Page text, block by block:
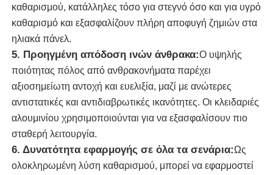
Εργαλεία καθαρισμού ηλιακών πάνελ
Εξοπλισμός πλύσης ηλιακών πάνελ
Τηλεσκοπικός κοντάρι με παροχή νερού
Μηχανή αντίστροφης όσμωσης
καθαρισμού, κατάλληλες τόσο για στεγνό όσο και για υγρό
καθαρισμό και εξασφαλίζουν πλήρη αποφυγή ζημιών στα
ηλιακά πάνελ.
5. Προηγμένη απόδοση ινών άνθρακα:Ο υψηλής
ποιότητας πόλος από ανθρακονήματα παρέχει
αξιοσημείωτη αντοχή και ευελιξία, μαζί με ανώτερες
αντιστατικές και αντιδιαβρωτικές ικανότητες. Οι κλειδαριές
αλουμινίου χρησιμοποιούνται για να εξασφαλίσουν πιο
σταθερή λειτουργία.
6. Δυνατότητα εφαρμογής σε όλα τα σενάρια:Ως
ολοκληρωμένη λύση καθαρισμού, μπορεί να εφαρμοστεί